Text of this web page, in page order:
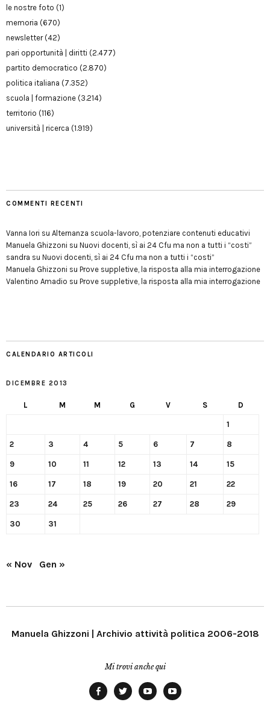
le nostre foto (1)
memoria (670)
newsletter(42)
pari opportunità | diritti (2.477)
partito democratico (2.870)
politica italiana (7.352)
scuola | formazione (3.214)
territorio (116)
università | ricerca (1.919)
COMMENTI RECENTI
Vanna Iori su Alternanza scuola-lavoro, potenziare contenuti educativi
Manuela Ghizzoni su Nuovi docenti, sì ai 24 Cfu ma non a tutti i “costi”
sandra su Nuovi docenti, sì ai 24 Cfu ma non a tutti i “costi”
Manuela Ghizzoni su Prove suppletive, la risposta alla mia interrogazione
Valentino Amadio su Prove suppletive, la risposta alla mia interrogazione
CALENDARIO ARTICOLI
DICEMBRE 2013
L M M G V S D
1
2 3 4 5 6 7 8
9 10 11 12 13 14 15
16 17 18 19 20 21 22
23 24 25 26 27 28 29
30 31
« Nov Gen »
Manuela Ghizzoni | Archivio attività politica 2006-2018
Mi trovi anche qui